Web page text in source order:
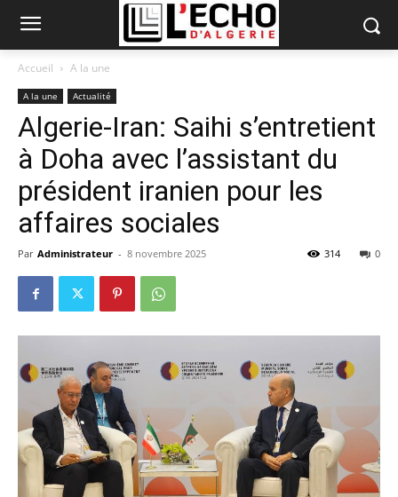
Accueil A la une
A la une Actualité
Algerie-Iran: Saihi s’entretient
à Doha avec l’assistant du
président iranien pour les
affaires sociales
Par Administrateur - 8 novembre 2025 0
314